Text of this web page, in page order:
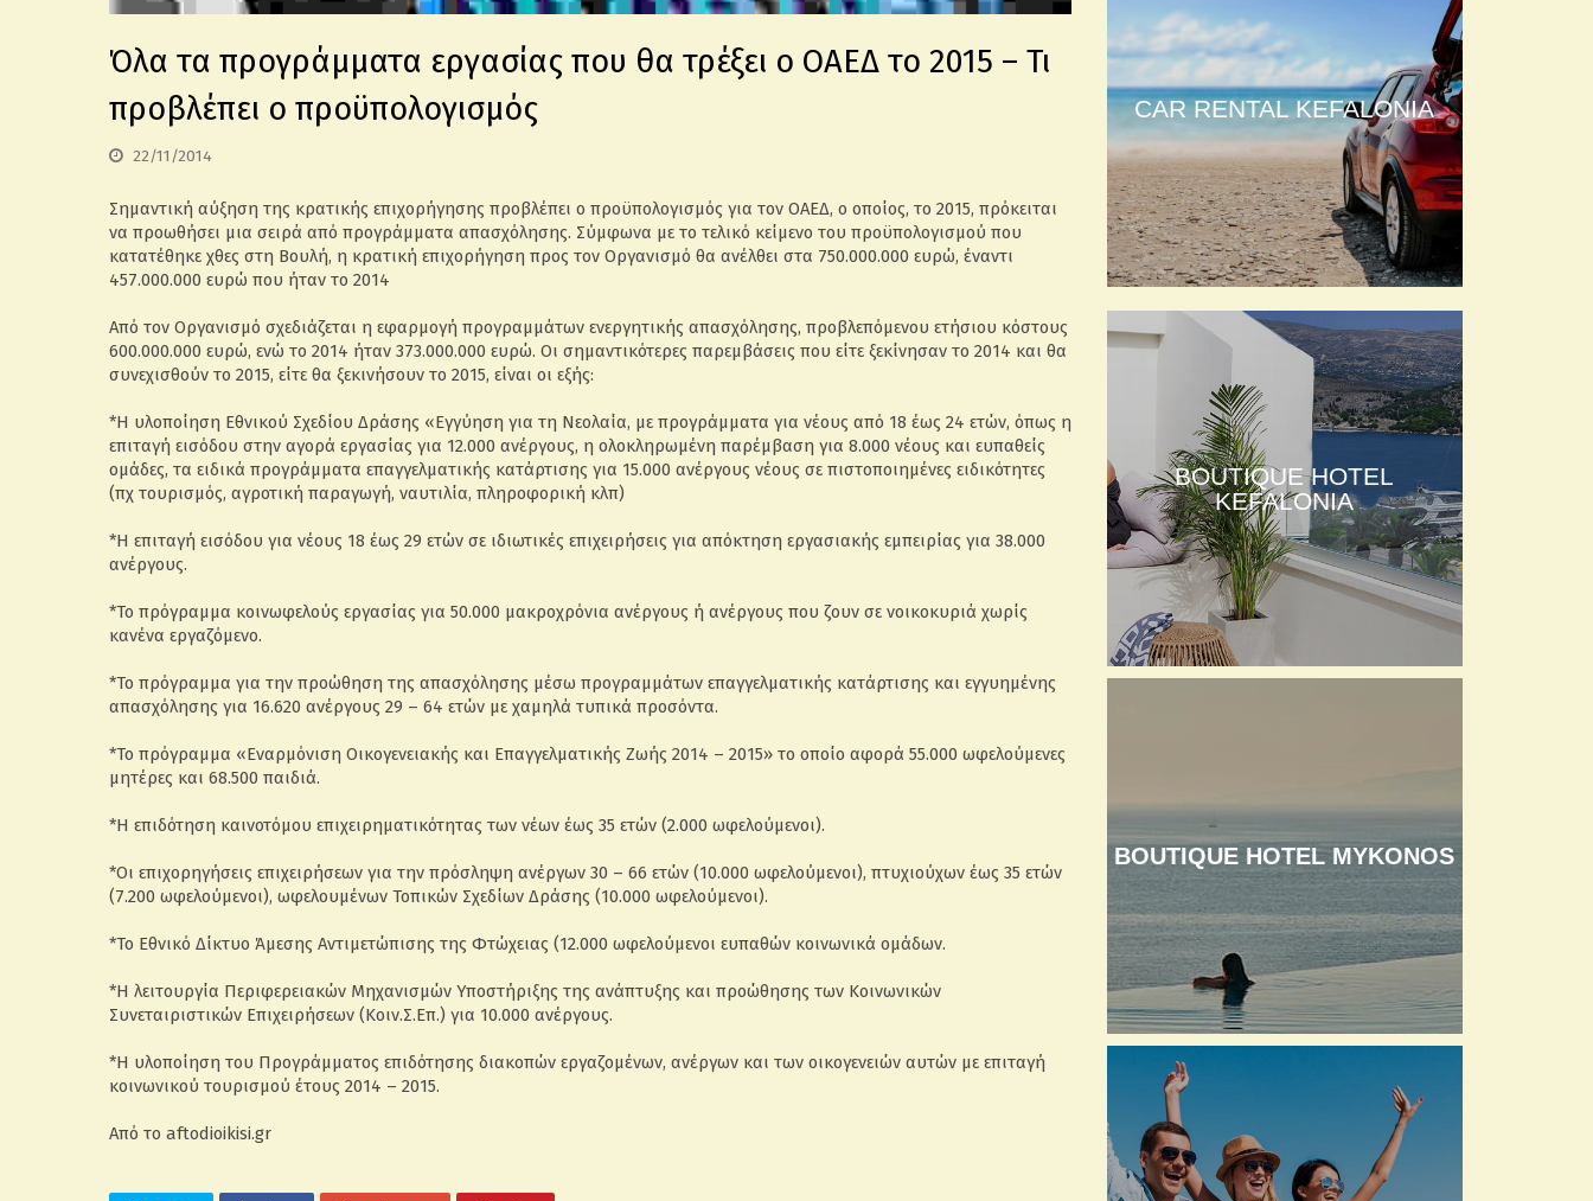
Όλα τα προγράμματα εργασίας που θα τρέξει ο ΟΑΕΔ το 2015 – Τι
προβλέπει ο προϋπολογισμός
22/11/2014
Σημαντική αύξηση της κρατικής επιχορήγησης προβλέπει ο προϋπολογισμός για τον ΟΑΕΔ, ο οποίος, το 2015, πρόκειται
να προωθήσει μια σειρά από προγράμματα απασχόλησης. Σύμφωνα με το τελικό κείμενο του προϋπολογισμού που
κατατέθηκε χθες στη Βουλή, η κρατική επιχορήγηση προς τον Οργανισμό θα ανέλθει στα 750.000.000 ευρώ, έναντι
457.000.000 ευρώ που ήταν το 2014
Από τον Οργανισμό σχεδιάζεται η εφαρμογή προγραμμάτων ενεργητικής απασχόλησης, προβλεπόμενου ετήσιου κόστους
600.000.000 ευρώ, ενώ το 2014 ήταν 373.000.000 ευρώ. Οι σημαντικότερες παρεμβάσεις που είτε ξεκίνησαν το 2014 και θα
συνεχισθούν το 2015, είτε θα ξεκινήσουν το 2015, είναι οι εξής:
*Η υλοποίηση Εθνικού Σχεδίου Δράσης «Εγγύηση για τη Νεολαία, με προγράμματα για νέους από 18 έως 24 ετών, όπως η
επιταγή εισόδου στην αγορά εργασίας για 12.000 ανέργους, η ολοκληρωμένη παρέμβαση για 8.000 νέους και ευπαθείς
ομάδες, τα ειδικά προγράμματα επαγγελματικής κατάρτισης για 15.000 ανέργους νέους σε πιστοποιημένες ειδικότητες
(πχ τουρισμός, αγροτική παραγωγή, ναυτιλία, πληροφορική κλπ)
*Η επιταγή εισόδου για νέους 18 έως 29 ετών σε ιδιωτικές επιχειρήσεις για απόκτηση εργασιακής εμπειρίας για 38.000
ανέργους.
*Το πρόγραμμα κοινωφελούς εργασίας για 50.000 μακροχρόνια ανέργους ή ανέργους που ζουν σε νοικοκυριά χωρίς
κανένα εργαζόμενο.
*Το πρόγραμμα για την προώθηση της απασχόλησης μέσω προγραμμάτων επαγγελματικής κατάρτισης και εγγυημένης
απασχόλησης για 16.620 ανέργους 29 – 64 ετών με χαμηλά τυπικά προσόντα.
*Το πρόγραμμα «Εναρμόνιση Οικογενειακής και Επαγγελματικής Ζωής 2014 – 2015» το οποίο αφορά 55.000 ωφελούμενες
μητέρες και 68.500 παιδιά.
*Η επιδότηση καινοτόμου επιχειρηματικότητας των νέων έως 35 ετών (2.000 ωφελούμενοι).
*Οι επιχορηγήσεις επιχειρήσεων για την πρόσληψη ανέργων 30 – 66 ετών (10.000 ωφελούμενοι), πτυχιούχων έως 35 ετών
(7.200 ωφελούμενοι), ωφελουμένων Τοπικών Σχεδίων Δράσης (10.000 ωφελούμενοι).
*Το Εθνικό Δίκτυο Άμεσης Αντιμετώπισης της Φτώχειας (12.000 ωφελούμενοι ευπαθών κοινωνικά ομάδων.
*Η λειτουργία Περιφερειακών Μηχανισμών Υποστήριξης της ανάπτυξης και προώθησης των Κοινωνικών
Συνεταιριστικών Επιχειρήσεων (Κοιν.Σ.Επ.) για 10.000 ανέργους.
*Η υλοποίηση του Προγράμματος επιδότησης διακοπών εργαζομένων, ανέργων και των οικογενειών αυτών με επιταγή
κοινωνικού τουρισμού έτους 2014 – 2015.
Από το aftodioikisi.gr
CAR RENTAL KEFALONIA
BOUTIQUE HOTEL
KEFALONIA
BOUTIQUE HOTEL MYKONOS